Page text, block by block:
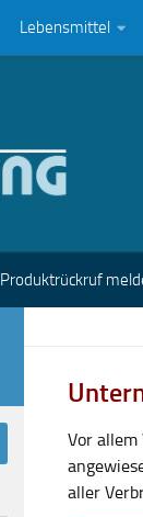
Lebensmittel
Produktrückruf
Vor
aller